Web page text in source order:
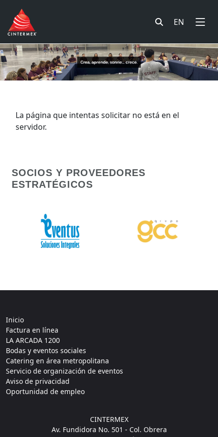
EN
La página que intentas solicitar no está en el
servidor.
SOCIOS Y PROVEEDORES
ESTRATÉGICOS
Inicio
Factura en línea
LA ARCADA 1200
Bodas y eventos sociales
Catering en área metropolitana
Servicio de organización de eventos
Aviso de privacidad
Oportunidad de empleo
CINTERMEX
Av. Fundidora No. 501 - Col. Obrera